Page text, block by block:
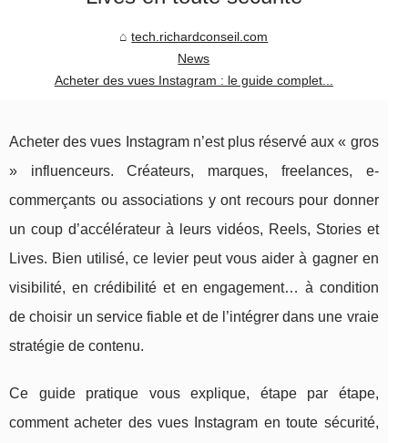
tech.richardconseil.com
News
Acheter des vues Instagram : le guide complet...
Acheter des vues Instagram n’est plus réservé aux « gros
» influenceurs. Créateurs, marques, freelances, e-
commerçants ou associations y ont recours pour donner
un coup d’accélérateur à leurs vidéos, Reels, Stories et
Lives. Bien utilisé, ce levier peut vous aider à gagner en
visibilité, en crédibilité et en engagement… à condition
de choisir un service fiable et de l’intégrer dans une vraie
stratégie de contenu.
Ce guide pratique vous explique, étape par étape,
comment acheter des vues Instagram en toute sécurité,